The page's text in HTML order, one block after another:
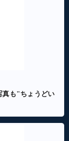
真も"ちょうどい